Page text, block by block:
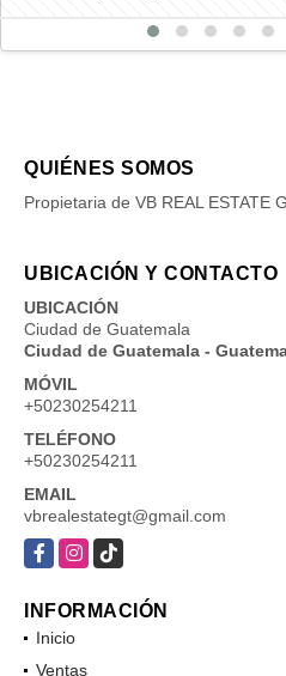
QUIÉNES SOMOS
Propietaria de VB REAL ESTATE
UBICACIÓN Y CONTACTO
UBICACIÓN
Ciudad de Guatemala
Ciudad de Guatemala -
MÓVIL
+50230254211
TELÉFONO
+50230254211
EMAIL
vbrealestategt@gmail.com
INFORMACIÓN
Inicio